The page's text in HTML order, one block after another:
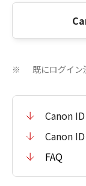
※ 既にログイン
Canon
Canon
FAQ